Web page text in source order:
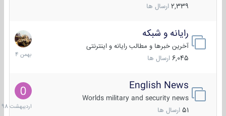
2,339 ارسال ها
رایانه و شبکه
آخرین خبرها و مطالب رایانه و اینترنتی
6,045 ارسال ها
30
بهمن
1404
English News
Worlds military and security news
51 ارسال ها
10
1398